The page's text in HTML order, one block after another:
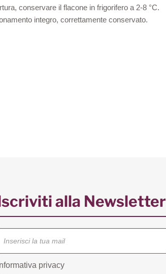
conservare il flacone in frigorifero a 2-8 °C.
integro, correttamente conservato.
alla Newsletter
Informativa privacy